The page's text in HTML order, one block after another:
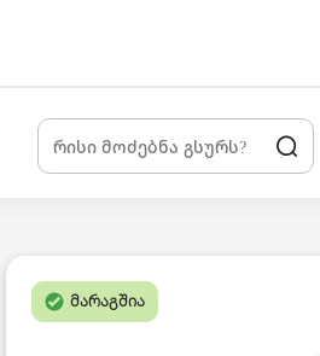
მარაგშია